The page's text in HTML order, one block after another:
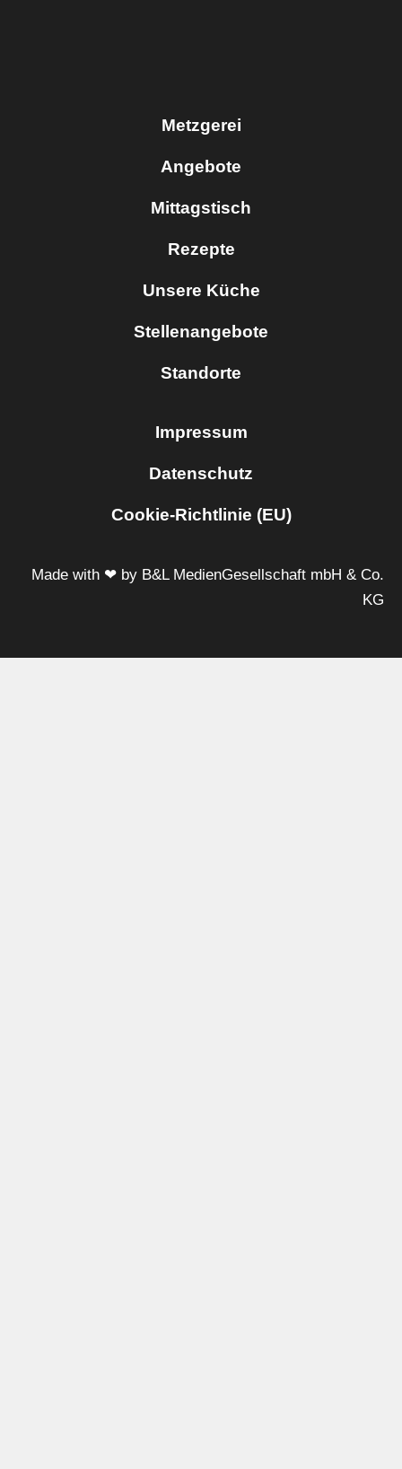
Metzgerei
Angebote
Mittagstisch
Rezepte
Unsere Küche
Stellenangebote
Standorte
Impressum
Datenschutz
Cookie-Richtlinie (EU)
Made with ❤ by B&L MedienGesellschaft mbH & Co.
KG